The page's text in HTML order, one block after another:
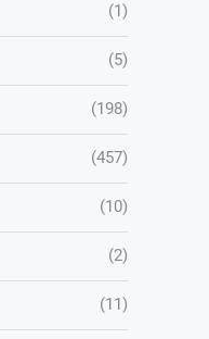
(1)
(5)
(198)
(457)
(10)
(2)
(11)